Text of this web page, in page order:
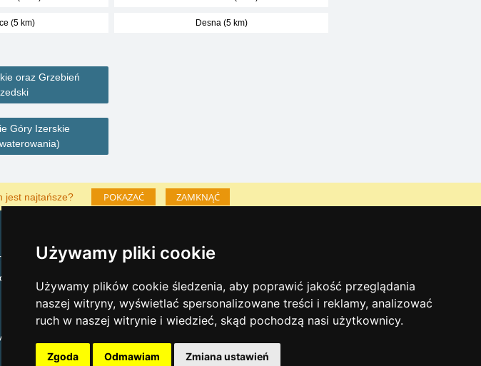
Używamy pliki cookie
Używamy plików cookie śledzenia, aby poprawić jakość przeglądania
naszej witryny, wyświetlać spersonalizowane treści i reklamy, analizować
ruch w naszej witrynie i wiedzieć, skąd pochodzą nasi użytkownicy.
Zgoda Odmawiam Zmiana ustawień
(5 km) Desna (5 km)
oraz Grzebień
Góry Izerskie
jest najtańsze? POKAZAĆ ZAMKNĄĆ
Lastminute Góry Izerskie
Sylwester Góry Izerskie
Sylwester w górach 2025/26
Naturalne kąpieliska